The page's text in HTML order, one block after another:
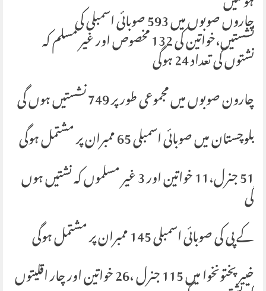
چاروں صوبوں میں 593 صوبائی اسمبلی کی
نشستیں،خواتین کی 132 مخصوص اور غیر مسلم کہ
نشتوں کی تعداد 24 ہوگی
چارون صوبوں میں مجموعی طور پر 749 نشستیں ہوں گی
بلوچستان میں صوبائی اسمبلی 65 ممبران پر مشتمل ہوگی
51 جنرل،11 خواتین اور 3 غیر مسلموں کہ نشتیں ہوں
گی
کے پی کی صوبائی اسمبلی 145 ممبران پر مشتمل ہوگی
خیبرپختونخوا میں 115 جنرل ،26 خواتین اور چار اقلیتوں